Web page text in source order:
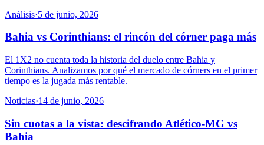
Análisis·5 de junio, 2026
Bahia vs Corinthians: el rincón del córner paga más
El 1X2 no cuenta toda la historia del duelo entre Bahia y
Corinthians. Analizamos por qué el mercado de córners en el primer
tiempo es la jugada más rentable.
Noticias·14 de junio, 2026
Sin cuotas a la vista: descifrando Atlético-MG vs
Bahia